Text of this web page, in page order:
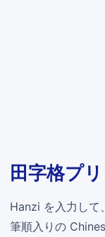
田字格プ
Hanzi を入力して
筆順入りの